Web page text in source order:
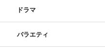
ドラマ
バラエティ